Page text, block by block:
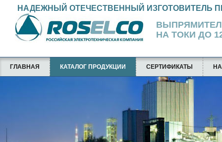
НА ТОКИ ДО
НАДЕЖНЫЙ ОТЕЧЕСТВЕННЫЙ ИЗГОТОВИТЕЛЬ
ГЛАВНАЯ КАТАЛОГ ПРОДУКЦИИ СЕРТИФИКАТЫ